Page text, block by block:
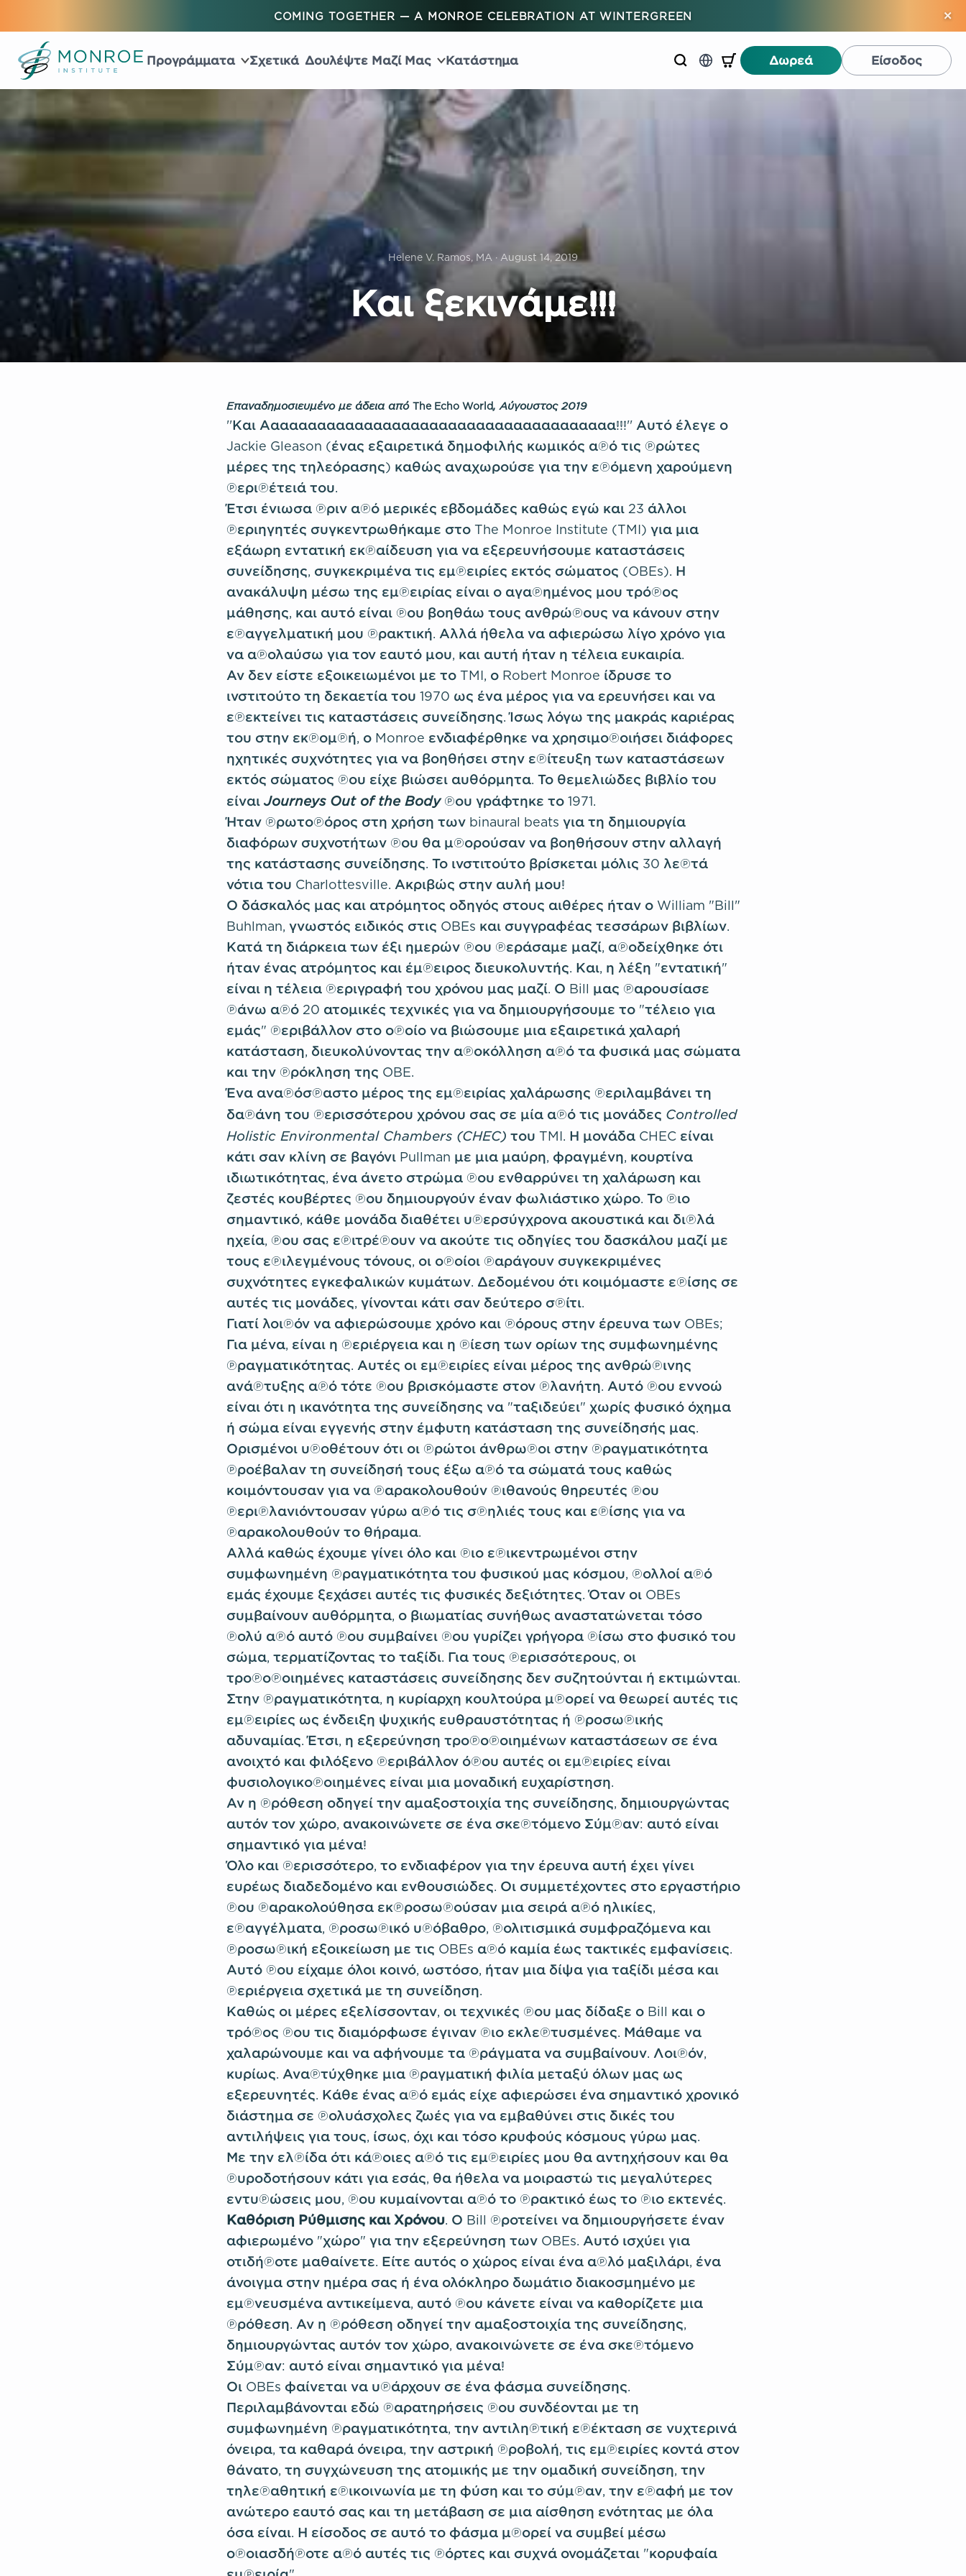
COMING TOGETHER — A MONROE CELEBRATION AT WINTERGREEN ×
Προγράμματα Σχετικά Δουλέψτε Μαζί Μας Κατάστημα Δωρεά Είσοδος
Helene V. Ramos, MA · August 14, 2019
Και ξεκινάμε!!!
Επαναδημοσιευμένο με άδεια από The Echo World, Αύγουστος 2019
''Και Αααααααααααααααααααααααααααααααααααααα!!!'' Αυτό έλεγε ο
Jackie Gleason (ένας εξαιρετικά δημοφιλής κωμικός από τις πρώτες
μέρες της τηλεόρασης) καθώς αναχωρούσε για την επόμενη χαρούμενη
περιπέτειά του.
Έτσι ένιωσα πριν από μερικές εβδομάδες καθώς εγώ και 23 άλλοι
περιηγητές συγκεντρωθήκαμε στο The Monroe Institute (TMI) για μια
εξάωρη εντατική εκπαίδευση για να εξερευνήσουμε καταστάσεις
συνείδησης, συγκεκριμένα τις εμπειρίες εκτός σώματος (OBEs). Η
ανακάλυψη μέσω της εμπειρίας είναι ο αγαπημένος μου τρόπος
μάθησης, και αυτό είναι που βοηθάω τους ανθρώπους να κάνουν στην
επαγγελματική μου πρακτική. Αλλά ήθελα να αφιερώσω λίγο χρόνο για
να απολαύσω για τον εαυτό μου, και αυτή ήταν η τέλεια ευκαιρία.
Αν δεν είστε εξοικειωμένοι με το TMI, ο Robert Monroe ίδρυσε το
ινστιτούτο τη δεκαετία του 1970 ως ένα μέρος για να ερευνήσει και να
επεκτείνει τις καταστάσεις συνείδησης. Ίσως λόγω της μακράς καριέρας
του στην εκπομπή, ο Monroe ενδιαφέρθηκε να χρησιμοποιήσει διάφορες
ηχητικές συχνότητες για να βοηθήσει στην επίτευξη των καταστάσεων
εκτός σώματος που είχε βιώσει αυθόρμητα. Το θεμελιώδες βιβλίο του
είναι Journeys Out of the Body που γράφτηκε το 1971.
Ήταν πρωτοπόρος στη χρήση των binaural beats για τη δημιουργία
διαφόρων συχνοτήτων που θα μπορούσαν να βοηθήσουν στην αλλαγή
της κατάστασης συνείδησης. Το ινστιτούτο βρίσκεται μόλις 30 λεπτά
νότια του Charlottesville. Ακριβώς στην αυλή μου!
Ο δάσκαλός μας και ατρόμητος οδηγός στους αιθέρες ήταν ο William "Bill"
Buhlman, γνωστός ειδικός στις OBEs και συγγραφέας τεσσάρων βιβλίων.
Κατά τη διάρκεια των έξι ημερών που περάσαμε μαζί, αποδείχθηκε ότι
ήταν ένας ατρόμητος και έμπειρος διευκολυντής. Και, η λέξη "εντατική"
είναι η τέλεια περιγραφή του χρόνου μας μαζί. Ο Bill μας παρουσίασε
πάνω από 20 ατομικές τεχνικές για να δημιουργήσουμε το "τέλειο για
εμάς" περιβάλλον στο οποίο να βιώσουμε μια εξαιρετικά χαλαρή
κατάσταση, διευκολύνοντας την αποκόλληση από τα φυσικά μας σώματα
και την πρόκληση της OBE.
Ένα αναπόσπαστο μέρος της εμπειρίας χαλάρωσης περιλαμβάνει τη
δαπάνη του περισσότερου χρόνου σας σε μία από τις μονάδες Controlled
Holistic Environmental Chambers (CHEC) του TMI. Η μονάδα CHEC είναι
κάτι σαν κλίνη σε βαγόνι Pullman με μια μαύρη, φραγμένη, κουρτίνα
ιδιωτικότητας, ένα άνετο στρώμα που ενθαρρύνει τη χαλάρωση και
ζεστές κουβέρτες που δημιουργούν έναν φωλιάστικο χώρο. Το πιο
σημαντικό, κάθε μονάδα διαθέτει υπερσύγχρονα ακουστικά και διπλά
ηχεία, που σας επιτρέπουν να ακούτε τις οδηγίες του δασκάλου μαζί με
τους επιλεγμένους τόνους, οι οποίοι παράγουν συγκεκριμένες
συχνότητες εγκεφαλικών κυμάτων. Δεδομένου ότι κοιμόμαστε επίσης σε
αυτές τις μονάδες, γίνονται κάτι σαν δεύτερο σπίτι.
Γιατί λοιπόν να αφιερώσουμε χρόνο και πόρους στην έρευνα των OBEs;
Για μένα, είναι η περιέργεια και η πίεση των ορίων της συμφωνημένης
πραγματικότητας. Αυτές οι εμπειρίες είναι μέρος της ανθρώπινης
ανάπτυξης από τότε που βρισκόμαστε στον πλανήτη. Αυτό που εννοώ
είναι ότι η ικανότητα της συνείδησης να "ταξιδεύει" χωρίς φυσικό όχημα
ή σώμα είναι εγγενής στην έμφυτη κατάσταση της συνείδησής μας.
Ορισμένοι υποθέτουν ότι οι πρώτοι άνθρωποι στην πραγματικότητα
προέβαλαν τη συνείδησή τους έξω από τα σώματά τους καθώς
κοιμόντουσαν για να παρακολουθούν πιθανούς θηρευτές που
περιπλανιόντουσαν γύρω από τις σπηλιές τους και επίσης για να
παρακολουθούν το θήραμα.
Αλλά καθώς έχουμε γίνει όλο και πιο επικεντρωμένοι στην
συμφωνημένη πραγματικότητα του φυσικού μας κόσμου, πολλοί από
εμάς έχουμε ξεχάσει αυτές τις φυσικές δεξιότητες. Όταν οι OBEs
συμβαίνουν αυθόρμητα, ο βιωματίας συνήθως αναστατώνεται τόσο
πολύ από αυτό που συμβαίνει που γυρίζει γρήγορα πίσω στο φυσικό του
σώμα, τερματίζοντας το ταξίδι. Για τους περισσότερους, οι
τροποποιημένες καταστάσεις συνείδησης δεν συζητούνται ή εκτιμώνται.
Στην πραγματικότητα, η κυρίαρχη κουλτούρα μπορεί να θεωρεί αυτές τις
εμπειρίες ως ένδειξη ψυχικής ευθραυστότητας ή προσωπικής
αδυναμίας. Έτσι, η εξερεύνηση τροποποιημένων καταστάσεων σε ένα
ανοιχτό και φιλόξενο περιβάλλον όπου αυτές οι εμπειρίες είναι
φυσιολογικοποιημένες είναι μια μοναδική ευχαρίστηση.
Αν η πρόθεση οδηγεί την αμαξοστοιχία της συνείδησης, δημιουργώντας
αυτόν τον χώρο, ανακοινώνετε σε ένα σκεπτόμενο Σύμπαν: αυτό είναι
σημαντικό για μένα!
Όλο και περισσότερο, το ενδιαφέρον για την έρευνα αυτή έχει γίνει
ευρέως διαδεδομένο και ενθουσιώδες. Οι συμμετέχοντες στο εργαστήριο
που παρακολούθησα εκπροσωπούσαν μια σειρά από ηλικίες,
επαγγέλματα, προσωπικό υπόβαθρο, πολιτισμικά συμφραζόμενα και
προσωπική εξοικείωση με τις OBEs από καμία έως τακτικές εμφανίσεις.
Αυτό που είχαμε όλοι κοινό, ωστόσο, ήταν μια δίψα για ταξίδι μέσα και
περιέργεια σχετικά με τη συνείδηση.
Καθώς οι μέρες εξελίσσονταν, οι τεχνικές που μας δίδαξε ο Bill και ο
τρόπος που τις διαμόρφωσε έγιναν πιο εκλεπτυσμένες. Μάθαμε να
χαλαρώνουμε και να αφήνουμε τα πράγματα να συμβαίνουν. Λοιπόν,
κυρίως. Αναπτύχθηκε μια πραγματική φιλία μεταξύ όλων μας ως
εξερευνητές. Κάθε ένας από εμάς είχε αφιερώσει ένα σημαντικό χρονικό
διάστημα σε πολυάσχολες ζωές για να εμβαθύνει στις δικές του
αντιλήψεις για τους, ίσως, όχι και τόσο κρυφούς κόσμους γύρω μας.
Με την ελπίδα ότι κάποιες από τις εμπειρίες μου θα αντηχήσουν και θα
πυροδοτήσουν κάτι για εσάς, θα ήθελα να μοιραστώ τις μεγαλύτερες
εντυπώσεις μου, που κυμαίνονται από το πρακτικό έως το πιο εκτενές.
Καθόριση Ρύθμισης και Χρόνου. Ο Bill προτείνει να δημιουργήσετε έναν
αφιερωμένο "χώρο" για την εξερεύνηση των OBEs. Αυτό ισχύει για
οτιδήποτε μαθαίνετε. Είτε αυτός ο χώρος είναι ένα απλό μαξιλάρι, ένα
άνοιγμα στην ημέρα σας ή ένα ολόκληρο δωμάτιο διακοσμημένο με
εμπνευσμένα αντικείμενα, αυτό που κάνετε είναι να καθορίζετε μια
πρόθεση. Αν η πρόθεση οδηγεί την αμαξοστοιχία της συνείδησης,
δημιουργώντας αυτόν τον χώρο, ανακοινώνετε σε ένα σκεπτόμενο
Σύμπαν: αυτό είναι σημαντικό για μένα!
Οι OBEs φαίνεται να υπάρχουν σε ένα φάσμα συνείδησης.
Περιλαμβάνονται εδώ παρατηρήσεις που συνδέονται με τη
συμφωνημένη πραγματικότητα, την αντιληπτική επέκταση σε νυχτερινά
όνειρα, τα καθαρά όνειρα, την αστρική προβολή, τις εμπειρίες κοντά στον
θάνατο, τη συγχώνευση της ατομικής με την ομαδική συνείδηση, την
τηλεπαθητική επικοινωνία με τη φύση και το σύμπαν, την επαφή με τον
ανώτερο εαυτό σας και τη μετάβαση σε μια αίσθηση ενότητας με όλα
όσα είναι. Η είσοδος σε αυτό το φάσμα μπορεί να συμβεί μέσω
οποιασδήποτε από αυτές τις πόρτες και συχνά ονομάζεται "κορυφαία